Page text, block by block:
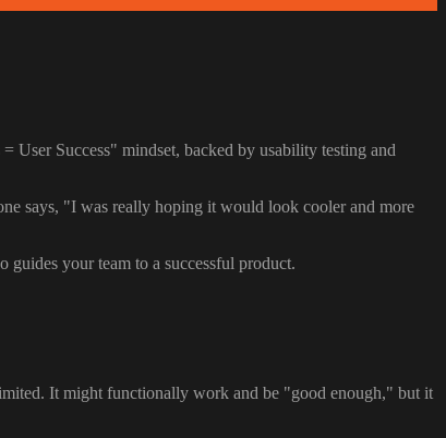
User Success" mindset, backed by usability testing and
says, "I was really hoping it would look cooler and more
your team to a successful product.
It might functionally work and be "good enough," but it